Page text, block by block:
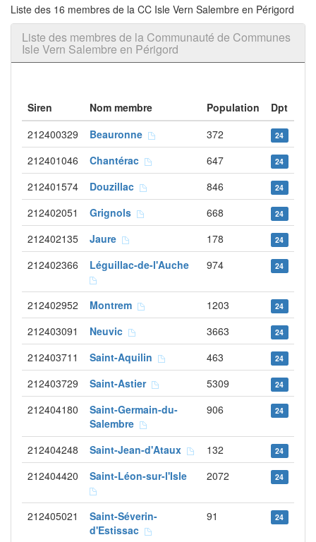
Liste des 16 membres de la CC Isle Vern Salembre en Périgord
Liste des membres de la Communauté de Communes
Isle Vern Salembre en Périgord
Siren Nom membre Population
Dpt
212400329
Beauronne 372 24
212401046 Chantérac 647 24
212401574 Douzillac 846 24
212402051 Grignols 668 24
212402135 Jaure 178 24
212402366 Léguillac-de-l'Auche 974 24
212402952 Montrem 1203 24
212403091 Neuvic 3663 24
212403711 Saint-Aquilin 463 24
212403729 Saint-Astier 5309 24
212404180
Saint-Germain-du-
Salembre
906 24
212404248 Saint-Jean-d'Ataux 132 24
212404420 Saint-Léon-sur-l'Isle 2072 24
212405021
Saint-Séverin-
d'Estissac
91 24